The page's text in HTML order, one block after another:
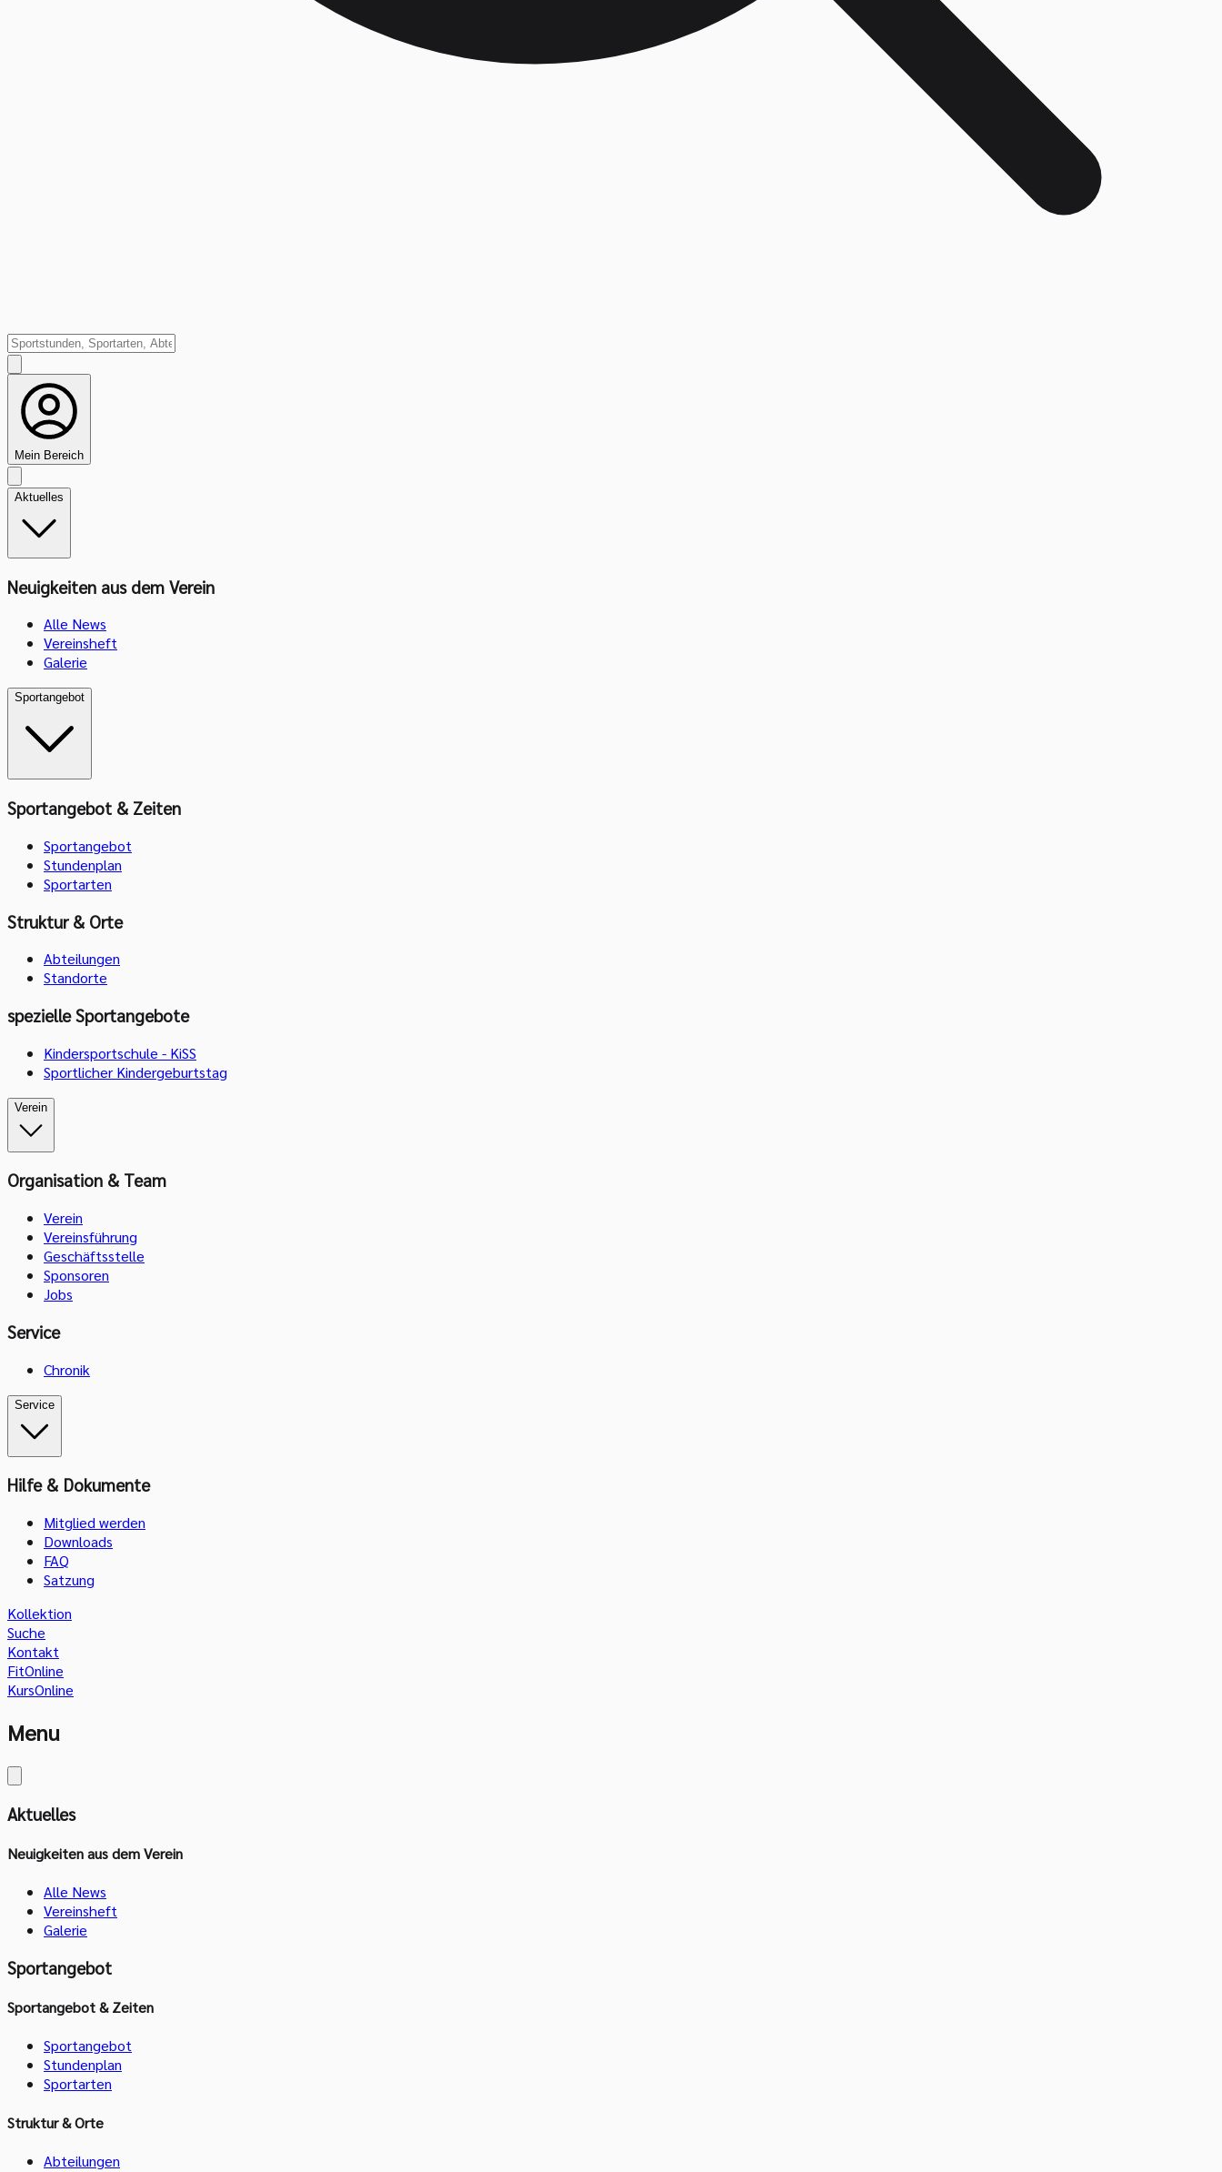
Mein Bereich
Aktuelles
Neuigkeiten aus dem Verein
Alle News
Vereinsheft
Galerie
Sportangebot
Sportangebot & Zeiten
Sportangebot
Stundenplan
Sportarten
Struktur & Orte
Abteilungen
Standorte
spezielle Sportangebote
Kindersportschule - KiSS
Sportlicher Kindergeburtstag
Verein
Organisation & Team
Verein
Vereinsführung
Geschäftsstelle
Sponsoren
Jobs
Service
Chronik
Service
Hilfe & Dokumente
Mitglied werden
Downloads
FAQ
Satzung
Kollektion
Suche
Kontakt
FitOnline
KursOnline
Menu
Aktuelles
Neuigkeiten aus dem Verein
Alle News
Vereinsheft
Galerie
Sportangebot
Sportangebot & Zeiten
Sportangebot
Stundenplan
Sportarten
Struktur & Orte
Abteilungen